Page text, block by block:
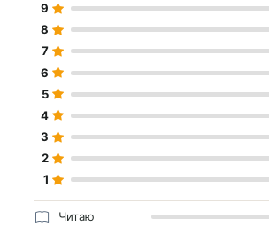
9
8
7
6
5
4
3
2
1
Читаю